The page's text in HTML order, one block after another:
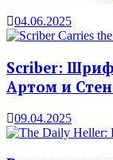
04.06.2025
Scriber:
Артом и
09.04.2025